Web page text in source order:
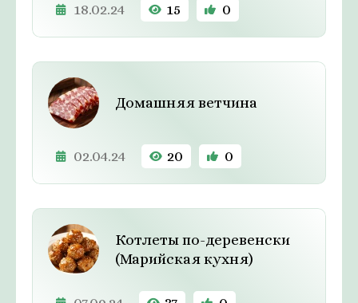
18.02.24 15 0
Домашняя ветчина
02.04.24 20 0
Котлеты по-деревенски
(Марийская кухня)